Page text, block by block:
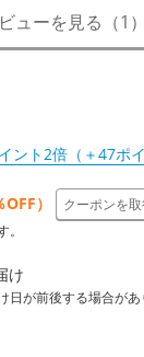
ューを見る（1）
ント2倍（＋47ポイ
）
クーポンを
け
が前後する場合があ